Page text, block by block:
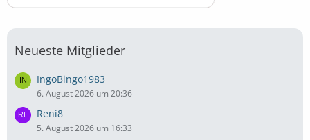
Neueste Mitglieder
IngoBingo1983
6. August 2026 um 20:36
Reni8
5. August 2026 um 16:33